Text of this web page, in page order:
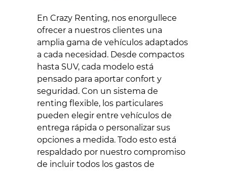
En Crazy Renting, nos enorgullece
ofrecer a nuestros clientes una
amplia gama de vehículos adaptados
a cada necesidad. Desde compactos
hasta SUV, cada modelo está
pensado para aportar confort y
seguridad. Con un sistema de
renting flexible, los particulares
pueden elegir entre vehículos de
entrega rápida o personalizar sus
opciones a medida. Todo esto está
respaldado por nuestro compromiso
de incluir todos los gastos de